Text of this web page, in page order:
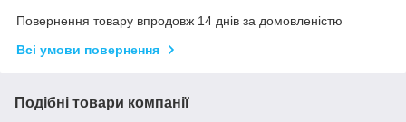
Повернення товару впродовж 14 днів за домовленістю
Всі умови повернення
Подібні товари компанії